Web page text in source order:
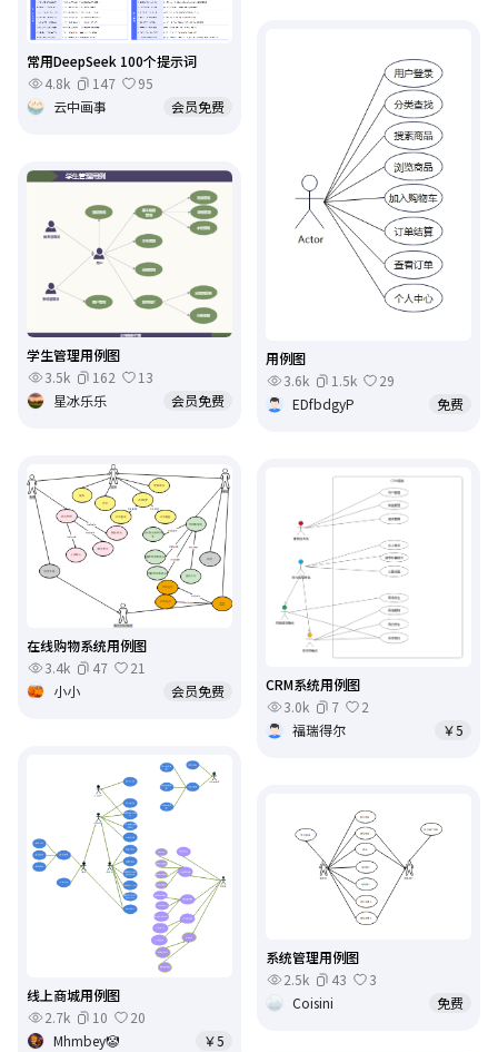
常用DeepSeek 100个提示词
4.8k
147
95
云中画事
会员免费
用例图
3.6k
1.5k
29
EDfbdgyP
免费
学生管理用例图
3.5k
162
13
星冰乐乐
会员免费
在线购物系统用例图
3.4k
47
21
小小
会员免费
CRM系统用例图
3.0k
7
2
福瑞得尔
￥5
线上商城用例图
2.7k
10
20
Mhmbey🤡
￥5
系统管理用例图
2.5k
43
3
Coisini
免费